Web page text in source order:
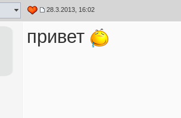
28.3.2013, 16:02
привет